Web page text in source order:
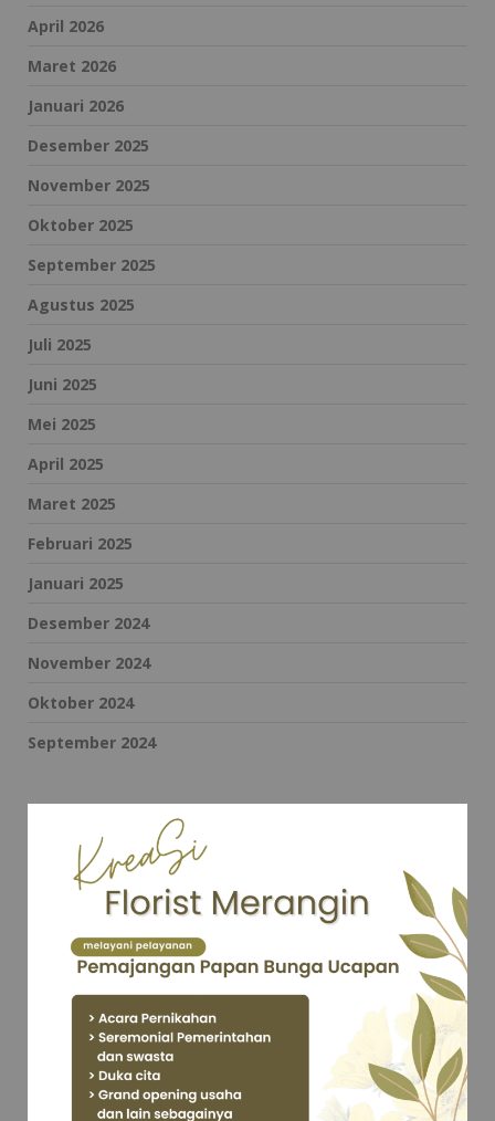
April 2026
Maret 2026
Januari 2026
Desember 2025
November 2025
Oktober 2025
September 2025
Agustus 2025
Juli 2025
Juni 2025
Mei 2025
April 2025
Maret 2025
Februari 2025
Januari 2025
Desember 2024
November 2024
Oktober 2024
September 2024